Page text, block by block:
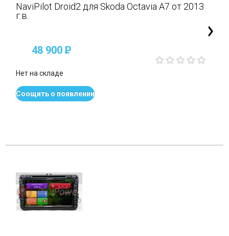
NaviPilot Droid2 для Skoda Octavia A7 от 2013
г.в.
48 900 P
Нет на складе
Соощить о появлении